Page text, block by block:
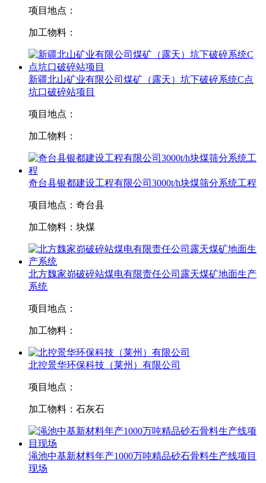
项目地点：
加工物料：
新疆北山矿业有限公司煤矿（露天）坑下破碎系统C点
坑口破碎站项目
项目地点：
加工物料：
奇台县银都建设工程有限公司3000t/h块煤筛分系统工程
项目地点： 奇台县
加工物料： 块煤
北方魏家峁破碎站煤电有限责任公司露天煤矿地面生产
系统
项目地点：
加工物料：
北控景华环保科技（莱州）有限公司
项目地点：
加工物料： 石灰石
渑池中基新材料年产1000万吨精品砂石骨料生产线项目
现场